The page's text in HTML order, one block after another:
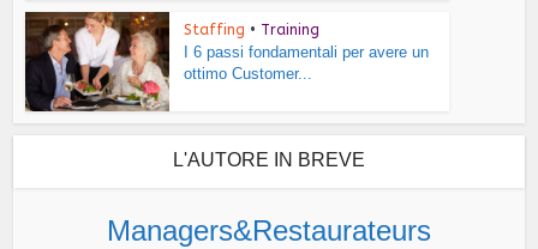
Staffing • Training
I 6 passi fondamentali per avere un
ottimo Customer...
L'AUTORE IN BREVE
Managers&Restaurateurs